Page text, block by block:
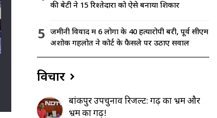
की बेटी ने 15 रिश्तेदारों को ऐसे बनाया शिकार
जमीनी व‍िवाद में 6 लोगों के 40 हत्‍यारोपी बरी, पूर्व सीएम
अशोक गहलोत ने कोर्ट के फैसले पर उठाए सवाल
विचार
बांकीपुर उपचुनाव रिजल्ट: गढ़ का भ्रम और
भ्रम का गढ़!